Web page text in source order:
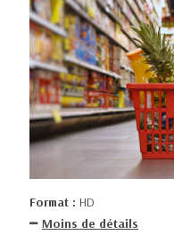
Format : HD
Moins de détails